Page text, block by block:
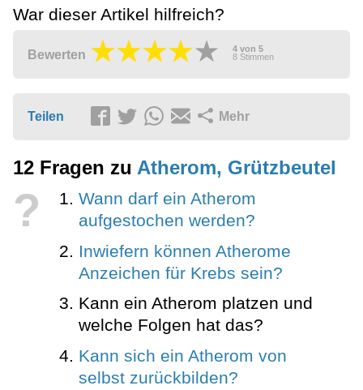
War dieser Artikel hilfreich?
Bewerten 4 von 5
8 Stimmen
Teilen Mehr
12 Fragen zu Atherom, Grützbeutel
?
Wann darf ein Atherom
aufgestochen werden?
Inwiefern können Atherome
Anzeichen für Krebs sein?
Kann ein Atherom platzen und
welche Folgen hat das?
Kann sich ein Atherom von
selbst zurückbilden?